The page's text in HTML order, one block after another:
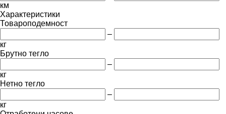
км
Характеристики
Товароподемност
–
кг
Брутно тегло
–
кг
Нетно тегло
–
кг